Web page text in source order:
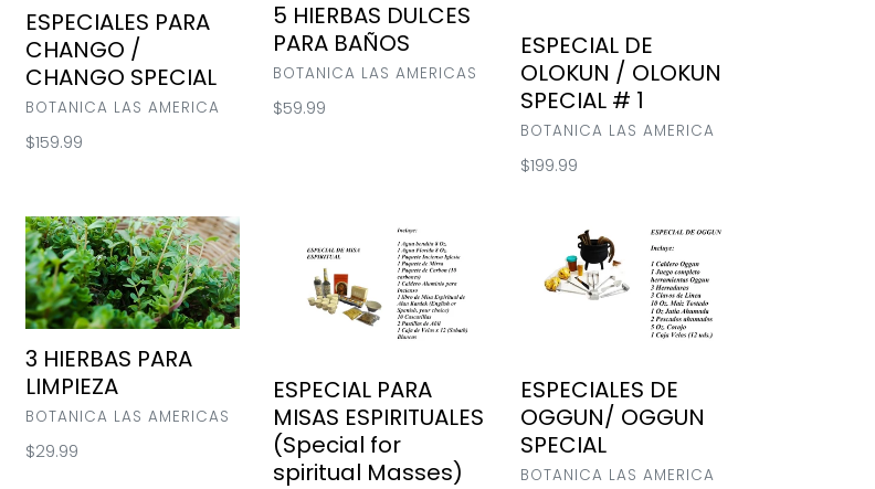
ESPECIALES PARA
CHANGO /
CHANGO SPECIAL
VENDOR
BOTANICA LAS AMERICA
Regular
$159.99
5 HIERBAS DULCES
PARA BAÑOS
VENDOR
BOTANICA LAS AMERICAS
Regular
$59.99
1ESPECIAL DE
OLOKUN / OLOKUN
SPECIAL # 1
VENDOR
BOTANICA LAS AMERICA
Regular
$199.99
3
HIERBAS
PARA
LIMPIEZA
3 HIERBAS PARA
LIMPIEZA
VENDOR
BOTANICA LAS AMERICAS
Regular
$29.99
PARA
MISAS
ESPIRITUALES
Masses)
ESPECIAL PARA
MISAS ESPIRITUALES
(Special for
spiritual Masses)
ESPECIALES
OGGUN/
OGGUN
ESPECIALES DE
OGGUN/ OGGUN
SPECIAL
VENDOR
BOTANICA LAS AMERICA